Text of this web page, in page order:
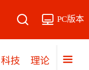
PC版本
科技 理论 党建